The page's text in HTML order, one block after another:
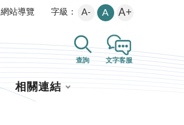
網站導覽 字級： A- A A+
查詢 文字客服
相關連結